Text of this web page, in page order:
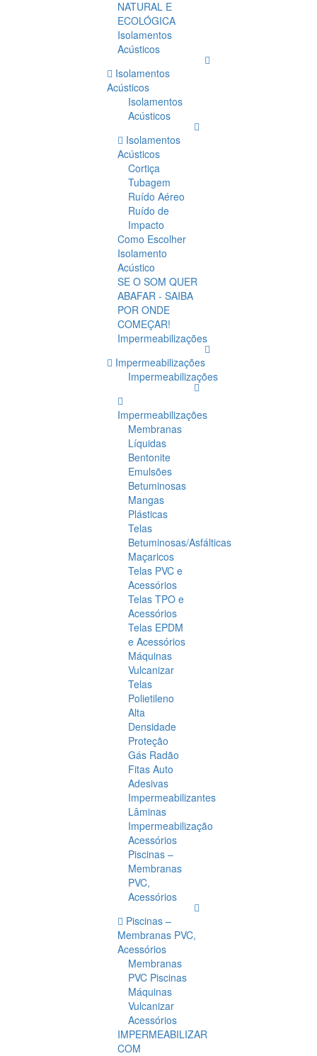
NATURAL E
ECOLÓGICA
Isolamentos
Acústicos
Isolamentos
Acústicos
Isolamentos
Acústicos
Isolamentos
Acústicos
Cortiça
Tubagem
Ruído Aéreo
Ruído de
Impacto
Como Escolher
Isolamento
Acústico
SE O SOM QUER
ABAFAR - SAIBA
POR ONDE
COMEÇAR!
Impermeabilizações
Impermeabilizações
Impermeabilizações
Impermeabilizações
Membranas
Líquidas
Bentonite
Emulsões
Betuminosas
Mangas
Plásticas
Telas
Betuminosas/Asfálticas
Maçaricos
Telas PVC e
Acessórios
Telas TPO e
Acessórios
Telas EPDM
e Acessórios
Máquinas
Vulcanizar
Telas
Polietileno
Alta
Densidade
Proteção
Gás Radão
Fitas Auto
Adesivas
Impermeabilizantes
Lâminas
Impermeabilização
Acessórios
Piscinas –
Membranas
PVC,
Acessórios
Piscinas –
Membranas PVC,
Acessórios
Membranas
PVC Piscinas
Máquinas
Vulcanizar
Acessórios
IMPERMEABILIZAR
COM